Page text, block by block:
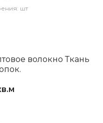
шт
волокно Ткань